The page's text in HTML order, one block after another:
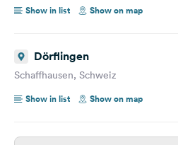
Show in list
Show on map
Dörflingen
Schaffhausen, Schweiz
Show in list
Show on map